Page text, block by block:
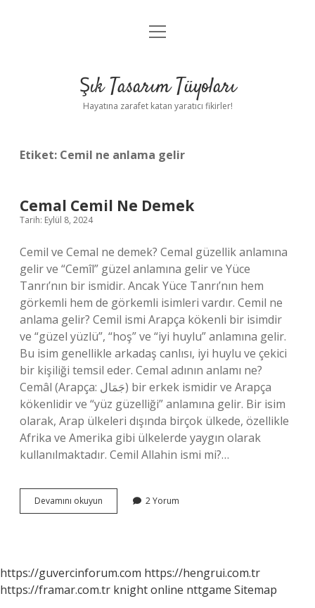
Anasayfa
Yasal Uyarı
menüyü
Şık Tasarım Tüyoları
Hayatına zarafet katan yaratıcı fikirler!
Etiket: Cemil ne anlama gelir
Cemal Cemil Ne Demek
Tarih: Eylül 8, 2024
Cemil ve Cemal ne demek? Cemal güzellik anlamına
gelir ve “Cemîl” güzel anlamına gelir ve Yüce
Tanrı’nın bir ismidir. Ancak Yüce Tanrı’nın hem
görkemli hem de görkemli isimleri vardır. Cemil ne
anlama gelir? Cemil ismi Arapça kökenli bir isimdir
ve “güzel yüzlü”, “hoş” ve “iyi huylu” anlamına gelir.
Bu isim genellikle arkadaş canlısı, iyi huylu ve çekici
bir kişiliği temsil eder. Cemal adının anlamı ne?
Cemâl (Arapça: جَمَال‎) bir erkek ismidir ve Arapça
kökenlidir ve “yüz güzelliği” anlamına gelir. Bir isim
olarak, Arap ülkeleri dışında birçok ülkede, özellikle
Afrika ve Amerika gibi ülkelerde yaygın olarak
kullanılmaktadır. Cemil Allahin ismi mi?…
Devamını okuyun
Cemil
2 Yorum
https://guvercinforum.com https://hengrui.com.tr
https://framar.com.tr knight online nttgame Sitemap